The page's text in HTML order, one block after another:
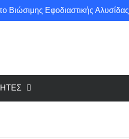
Εφοδιαστικής Αλυσίδας